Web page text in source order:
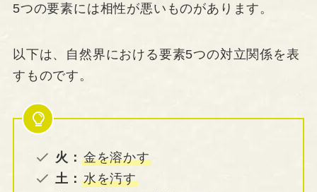
5つの要素には相性が悪いものがあります。
以下は、自然界における要素5つの対立関係を表
すものです。
火： 金を溶かす
土： 水を汚す